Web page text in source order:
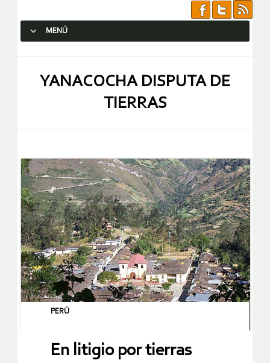
MENÚ
YANACOCHA DISPUTA DE
TIERRAS
PERÚ
En litigio por tierras